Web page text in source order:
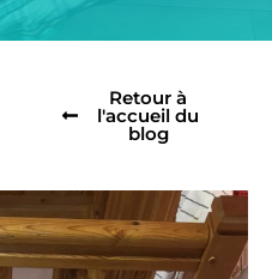
Retour à
l'accueil du
blog